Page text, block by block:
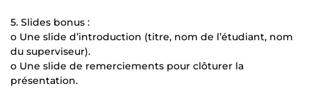
5. Slides bonus :
o Une slide d’introduction (titre, nom de l’étudiant, nom
du superviseur).
o Une slide de remerciements pour clôturer la
présentation.